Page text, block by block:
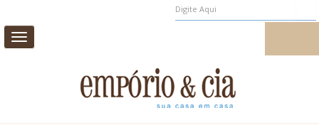
Toggle
navigation